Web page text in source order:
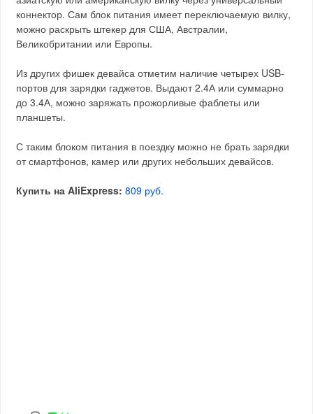
коннектор. Сам блок питания имеет переключаемую вилку,
можно раскрыть штекер для США, Австралии,
Великобритании или Европы.
Из других фишек девайса отметим наличие четырех USB-
портов для зарядки гаджетов. Выдают 2.4А или суммарно
до 3.4А, можно заряжать прожорливые фаблеты или
планшеты.
С таким блоком питания в поездку можно не брать зарядки
от смартфонов, камер или других небольших девайсов.
Купить на AliExpress: 809 руб.